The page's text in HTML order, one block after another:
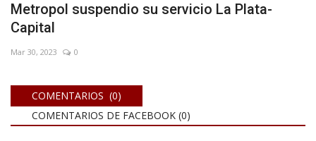
Metropol suspendio su servicio La Plata-
Capital
Mar 30, 2023 0
COMENTARIOS (0)
COMENTARIOS DE FACEBOOK (0)